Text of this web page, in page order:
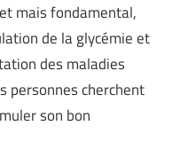
mais fondamental,
de la glycémie et
des maladies
personnes cherchent
son bon